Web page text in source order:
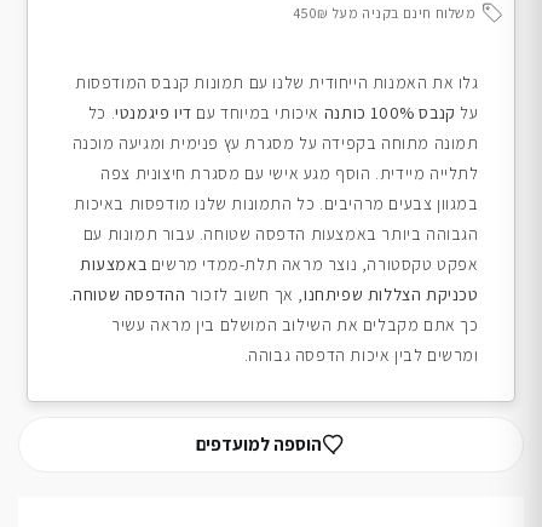
משלוח חינם בקניה מעל 450₪
גלו את האמנות הייחודית שלנו עם תמונות קנבס המודפסות
על קנבס 100% כותנה איכותי במיוחד עם דיו פיגמנטי. כל
תמונה מתוחה בקפידה על מסגרת עץ פנימית ומגיעה מוכנה
לתלייה מיידית. הוסף מגע אישי עם מסגרת חיצונית צפה
במגוון צבעים מרהיבים. כל התמונות שלנו מודפסות באיכות
הגבוהה ביותר באמצעות הדפסה שטוחה. עבור תמונות עם
אפקט טקסטורה, נוצר מראה תלת-ממדי מרשים באמצעות
טכניקת הצללות שפיתחנו, אך חשוב לזכור ההדפסה שטוחה.
כך אתם מקבלים את השילוב המושלם בין מראה עשיר
ומרשים לבין איכות הדפסה גבוהה.
הוספה למועדפים